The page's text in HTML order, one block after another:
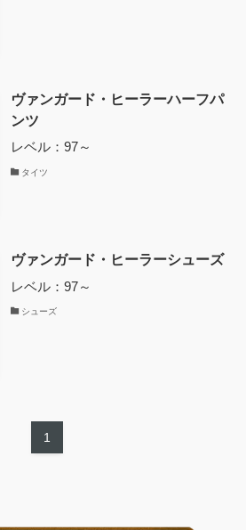
ヴァンガード・ヒーラーハーフパ
ンツ
レベル：97～
タイツ
ヴァンガード・ヒーラーシューズ
レベル：97～
シューズ
1